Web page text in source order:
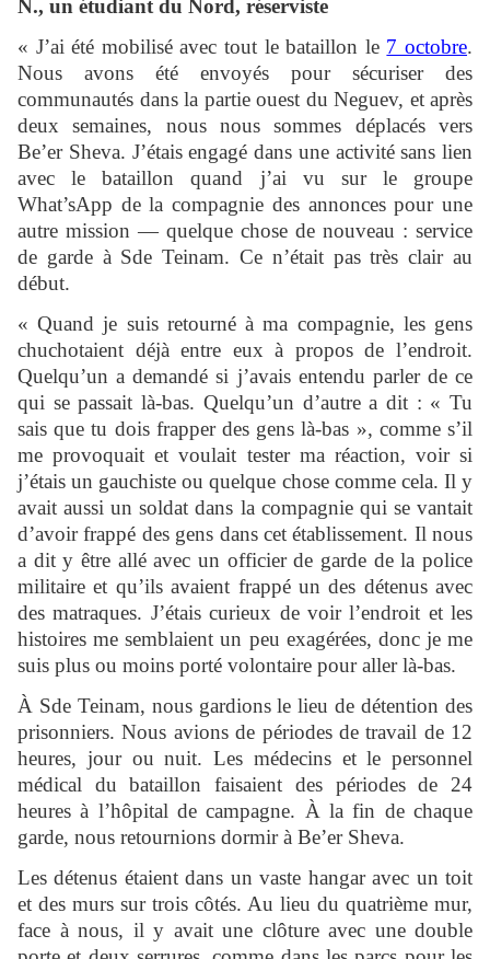
N., un étudiant du Nord, réserviste
« J’ai été mobilisé avec tout le bataillon le 7 octobre.
Nous avons été envoyés pour sécuriser des
communautés dans la partie ouest du Neguev, et après
deux semaines, nous nous sommes déplacés vers
Be’er Sheva. J’étais engagé dans une activité sans lien
avec le bataillon quand j’ai vu sur le groupe
What’sApp de la compagnie des annonces pour une
autre mission — quelque chose de nouveau : service
de garde à Sde Teinam. Ce n’était pas très clair au
début.
« Quand je suis retourné à ma compagnie, les gens
chuchotaient déjà entre eux à propos de l’endroit.
Quelqu’un a demandé si j’avais entendu parler de ce
qui se passait là-bas. Quelqu’un d’autre a dit : « Tu
sais que tu dois frapper des gens là-bas », comme s’il
me provoquait et voulait tester ma réaction, voir si
j’étais un gauchiste ou quelque chose comme cela. Il y
avait aussi un soldat dans la compagnie qui se vantait
d’avoir frappé des gens dans cet établissement. Il nous
a dit y être allé avec un officier de garde de la police
militaire et qu’ils avaient frappé un des détenus avec
des matraques. J’étais curieux de voir l’endroit et les
histoires me semblaient un peu exagérées, donc je me
suis plus ou moins porté volontaire pour aller là-bas.
À Sde Teinam, nous gardions le lieu de détention des
prisonniers. Nous avions de périodes de travail de 12
heures, jour ou nuit. Les médecins et le personnel
médical du bataillon faisaient des périodes de 24
heures à l’hôpital de campagne. À la fin de chaque
garde, nous retournions dormir à Be’er Sheva.
Les détenus étaient dans un vaste hangar avec un toit
et des murs sur trois côtés. Au lieu du quatrième mur,
face à nous, il y avait une clôture avec une double